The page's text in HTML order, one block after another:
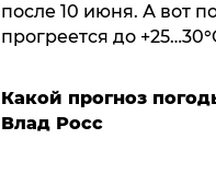
после 10 июня. А вот
прогреется до
Какой прогноз
Влад Росс